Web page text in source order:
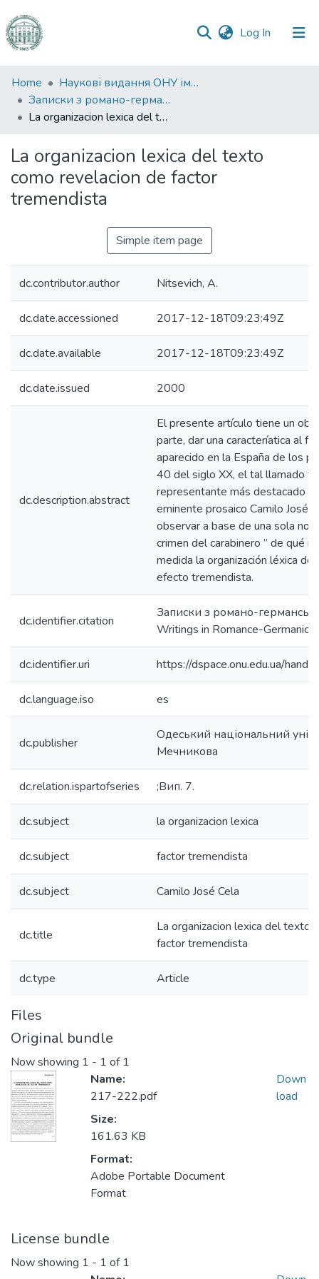
Log In (current)
Communities
&
Collections
Statistics
Home
Наукові видання ОНУ імені І. І. Мечникова
Записки з романо-германської філології
La organizacion lexica del texto como revelacion de factor tremendista
La organizacion lexica del texto
como revelacion de factor
tremendista
Simple item page
dc.contributor.author Nitsevich, A.
dc.date.accessioned 2017-12-18T09:23:49Z
dc.date.available 2017-12-18T09:23:49Z
dc.date.issued 2000
dc.description.abstract
El presente artículo tiene un
parte, dar una caracteríatica al
aparecido en la España de los
40 del siglo XX, el tal llamado
representante más destacado e
eminente prosaico Camilo José
observar a base de una sola
crimen del carabinero ” de qué
medida la organización léxica
efecto tremendista.
dc.identifier.citation
Записки з романо-
Writings in Romance-Germanic
dc.identifier.uri https://dspace.onu.edu.ua/
dc.language.iso es
dc.publisher
Одеський національний
Мечникова
dc.relation.ispartofseries ;Вип. 7.
dc.subject la organizacion lexica
dc.subject factor tremendista
dc.subject Camilo José Cela
dc.title
La organizacion lexica del texto
factor tremendista
dc.type Article
Files
Original bundle
Now showing 1 - 1 of 1
Name:
217-222.pdf
Size:
161.63 KB
Format:
Adobe Portable Document
Format
Down
load
License bundle
Now showing 1 - 1 of 1